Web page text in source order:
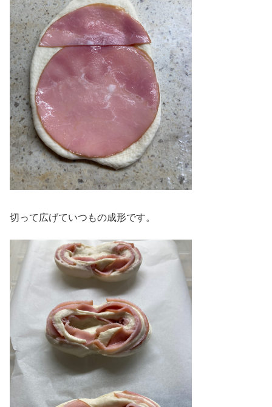
切って広げていつもの成形です。